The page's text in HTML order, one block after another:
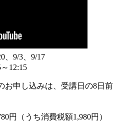
、9/3、9/17
12:15
お申し込みは、受講日の8日前
円（うち消費税額1,980円）